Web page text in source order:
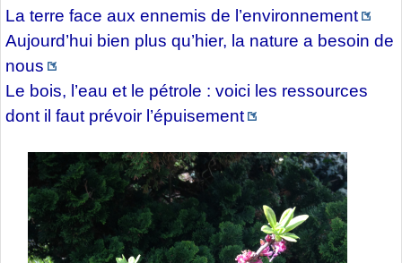
La terre face aux ennemis de l’environnement
Aujourd’hui bien plus qu’hier, la nature a besoin de
nous
Le bois, l’eau et le pétrole : voici les ressources
dont il faut prévoir l’épuisement